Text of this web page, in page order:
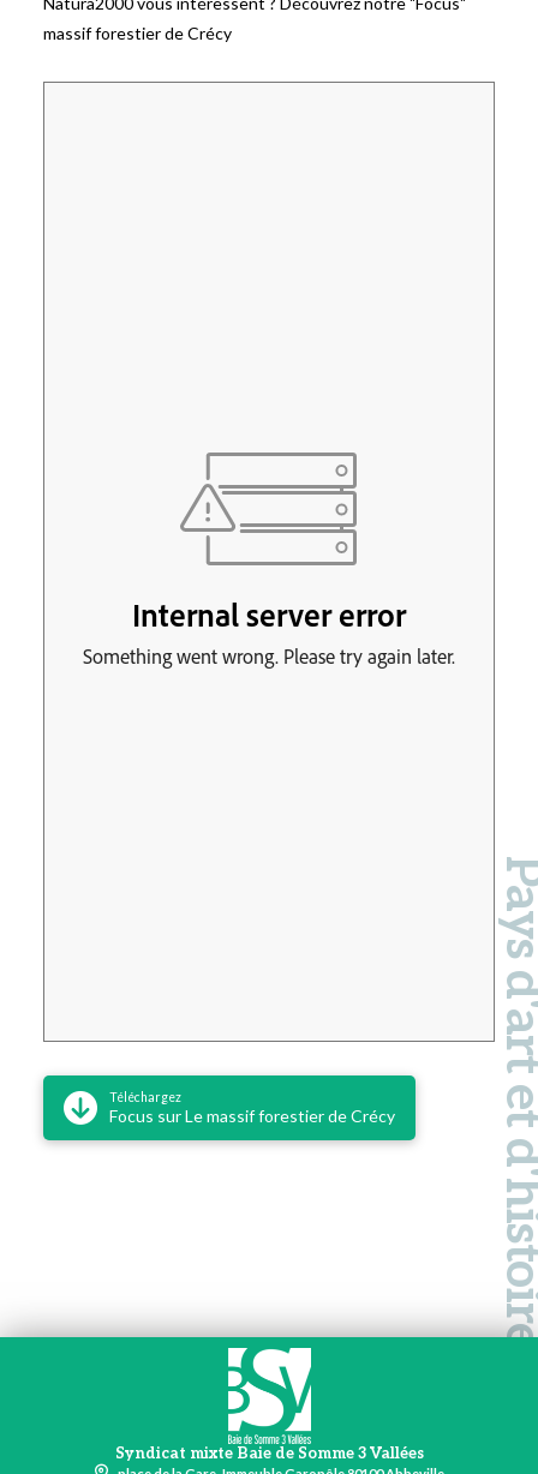
massif forestier de Crécy
Téléchargez
Focus sur Le massif forestier de Crécy Pays
Syndicat mixte Baie de Somme 3 Vallées